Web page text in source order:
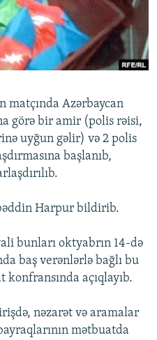
matçında Azərbaycan
görə bir amir (polis rəisi,
uyğun gəlir) və 2 polis
başlanıb,
Harpur bildirib.
bunları oktyabrın 14-də
baş verənlərlə bağlı bu
açıqlayıb.
nəzarət və aramalar
mətbuatda